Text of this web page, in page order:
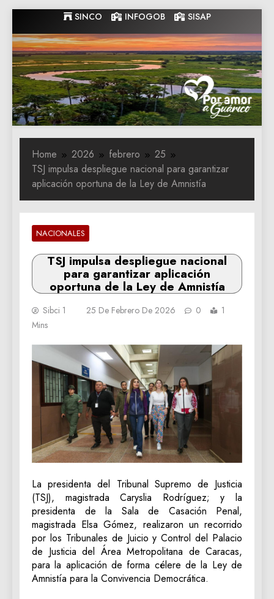
to
content
SINCO INFOGOB SISAP
Gobernacion
de Guarico
Gobernacion de Guarico
Home 2026 febrero
25
TSJ impulsa despliegue nacional para garantizar
aplicación oportuna de la Ley de Amnistía
NACIONALES
TSJ impulsa despliegue nacional
para garantizar aplicación
oportuna de la Ley de Amnistía
Sibci 1 25 De Febrero De 2026 0
1
Mins
La presidenta del Tribunal Supremo de Justicia
(TSJ), magistrada Caryslia Rodríguez; y la
presidenta de la Sala de Casación Penal,
magistrada Elsa Gómez, realizaron un recorrido
por los Tribunales de Juicio y Control del Palacio
de Justicia del Área Metropolitana de Caracas,
para la aplicación de forma célere de la Ley de
Amnistía para la Convivencia Democrática.